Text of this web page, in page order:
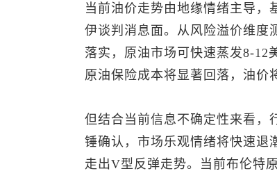
当前油价走势由地缘情绪主导，
伊谈判消息面。从风险溢价维度
落实，原油市场可快速蒸发8-12
原油保险成本将显著回落，油价
但结合当前信息不确定性来看，
锤确认，市场乐观情绪将快速退
走出V型反弹走势。当前布伦特